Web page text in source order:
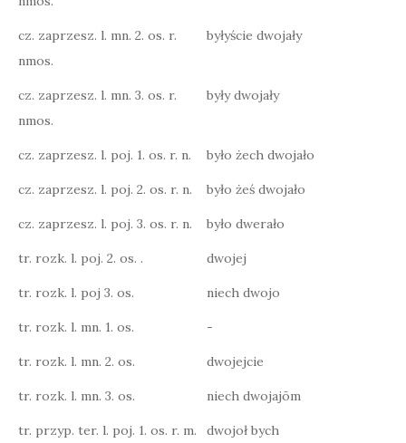
cz. zaprzesz. l. mn. 2. os. r.
nmos.
byłyście dwojały
cz. zaprzesz. l. mn. 3. os. r.
nmos.
były dwojały
cz. zaprzesz. l. poj. 1. os. r. n. było żech dwojało
cz. zaprzesz. l. poj. 2. os. r. n. było żeś dwojało
cz. zaprzesz. l. poj. 3. os. r. n. było dwerało
tr. rozk. l. poj. 2. os. . dwojej
tr. rozk. l. poj 3. os. niech dwojo
tr. rozk. l. mn. 1. os. -
tr. rozk. l. mn. 2. os. dwojejcie
tr. rozk. l. mn. 3. os. niech dwojajōm
tr. przyp. ter. l. poj. 1. os. r. m. dwojoł bych